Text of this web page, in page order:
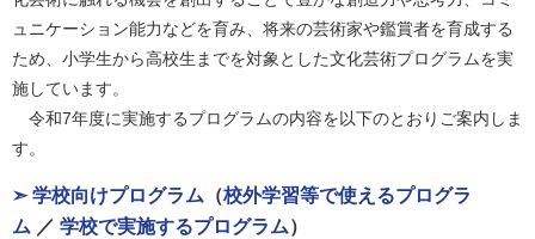
ュニケーション能力などを育み、将来の芸術家や鑑賞者を育成する
ため、小学生から高校生までを対象とした文化芸術プログラムを実
施しています。
令和7年度に実施するプログラムの内容を以下のとおりご案内しま
す。
➣ 学校向けプログラム （校外学習等で使えるプログラ
ム ／ 学校で実施するプログラム）